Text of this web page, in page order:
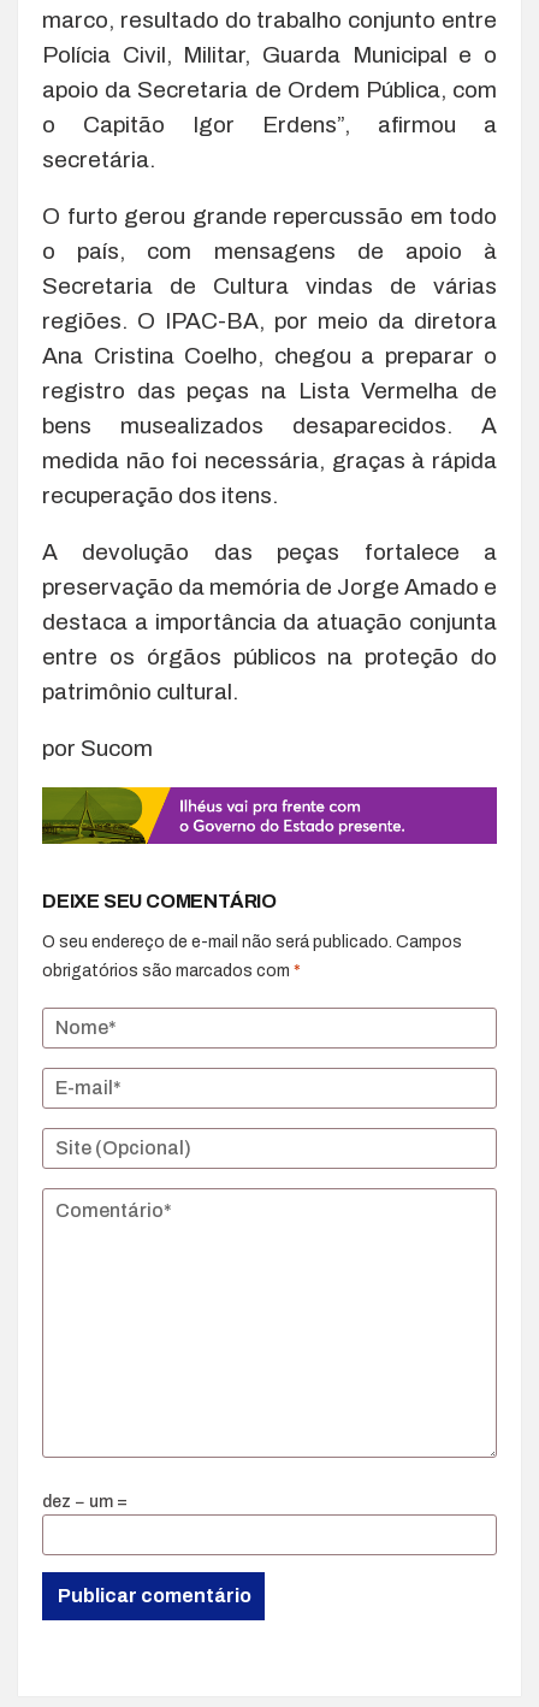
marco, resultado do trabalho conjunto entre
Polícia Civil, Militar, Guarda Municipal e o
apoio da Secretaria de Ordem Pública, com
o Capitão Igor Erdens”, afirmou a
secretária.
O furto gerou grande repercussão em todo
o país, com mensagens de apoio à
Secretaria de Cultura vindas de várias
regiões. O IPAC-BA, por meio da diretora
Ana Cristina Coelho, chegou a preparar o
registro das peças na Lista Vermelha de
bens musealizados desaparecidos. A
medida não foi necessária, graças à rápida
recuperação dos itens.
A devolução das peças fortalece a
preservação da memória de Jorge Amado e
destaca a importância da atuação conjunta
entre os órgãos públicos na proteção do
patrimônio cultural.
por Sucom
DEIXE SEU COMENTÁRIO
O seu endereço de e-mail não será publicado. Campos
obrigatórios são marcados com *
dez − um =